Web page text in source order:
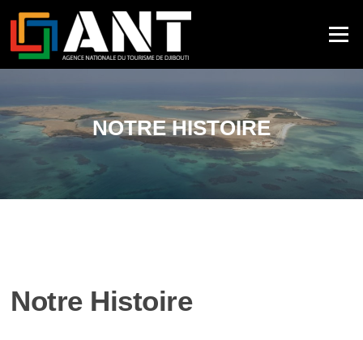
Menu
NOTRE HISTOIRE
Notre Histoire